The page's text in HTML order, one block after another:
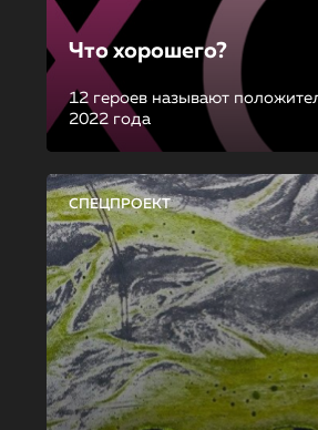
Что хорошего?
12 героев называют
2022 года
СПЕЦПРОЕКТ